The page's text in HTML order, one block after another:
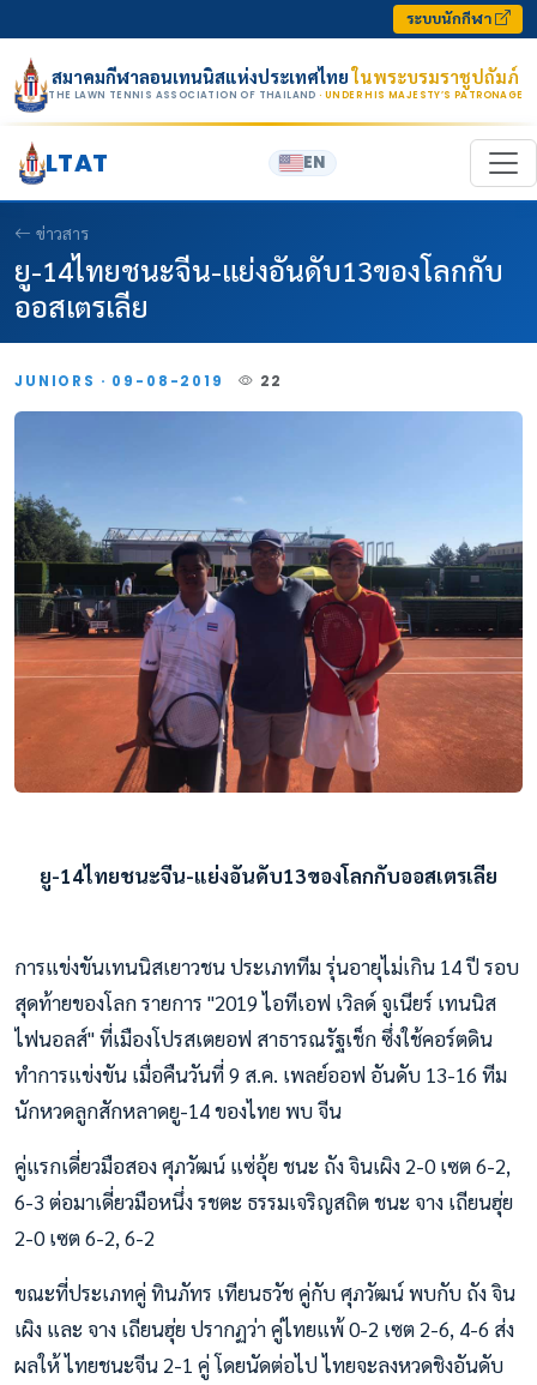
ระบบนักกีฬา
สมาคมกีฬาลอนเทนนิสแห่งประเทศไทยในพระบรมราชูปถัมภ์
THE LAWN TENNIS ASSOCIATION OF THAILAND · UNDER HIS MAJESTY’S PATRONAGE
LTAT EN
ข่าวสาร
ยู-14ไทยชนะจีน-แย่งอันดับ13ของโลกกับ
ออสเตรเลีย
JUNIORS · 09-08-2019 22
ยู-14ไทยชนะจีน-แย่งอันดับ13ของโลกกับออสเตรเลีย
การแข่งขันเทนนิสเยาวชน ประเภททีม รุ่นอายุไม่เกิน 14 ปี รอบ
สุดท้ายของโลก รายการ "2019 ไอทีเอฟ เวิลด์ จูเนียร์ เทนนิส
ไฟนอลส์" ที่เมืองโปรสเตยอฟ สาธารณรัฐเช็ก ซึ่งใช้คอร์ตดิน
ทำการแข่งขัน เมื่อคืนวันที่ 9 ส.ค. เพลย์ออฟ อันดับ 13-16 ทีม
นักหวดลูกสักหลาดยู-14 ของไทย พบ จีน
คู่แรกเดี่ยวมือสอง ศุภวัฒน์ แซ่อุ้ย ชนะ ถัง จินเผิง 2-0 เซต 6-2,
6-3 ต่อมาเดี่ยวมือหนึ่ง รชตะ ธรรมเจริญสถิต ชนะ จาง เถียนฮุ่ย
2-0 เซต 6-2, 6-2
ขณะที่ประเภทคู่ ทินภัทร เทียนธวัช คู่กับ ศุภวัฒน์ พบกับ ถัง จิน
เผิง และ จาง เถียนฮุ่ย ปรากฏว่า คู่ไทยแพ้ 0-2 เซต 2-6, 4-6 ส่ง
ผลให้ ไทยชนะจีน 2-1 คู่ โดยนัดต่อไป ไทยจะลงหวดชิงอันดับ